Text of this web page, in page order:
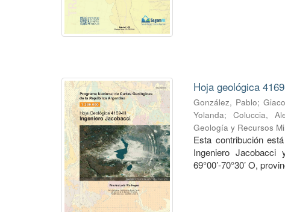
Hoja geológica
González, Pablo;
Yolanda;Coluccia,
Geología y Recursos
Esta contribución
Ingeniero
69°00’-70°30’ O,